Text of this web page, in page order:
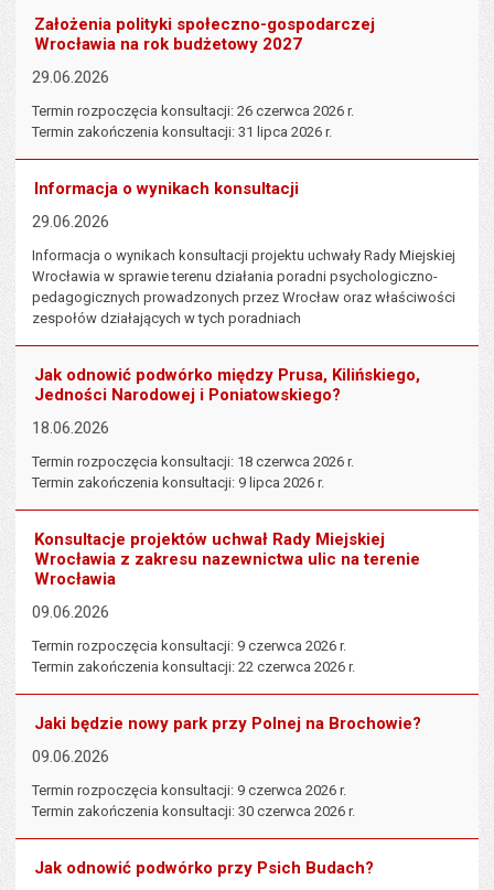
Założenia polityki społeczno-gospodarczej
Wrocławia na rok budżetowy 2027
29.06.2026
Termin rozpoczęcia konsultacji: 26 czerwca 2026 r.
Termin zakończenia konsultacji: 31 lipca 2026 r.
Informacja o wynikach konsultacji
29.06.2026
Informacja o wynikach konsultacji projektu uchwały Rady Miejskiej
Wrocławia w sprawie terenu działania poradni psychologiczno-
pedagogicznych prowadzonych przez Wrocław oraz właściwości
zespołów działających w tych poradniach
Jak odnowić podwórko między Prusa, Kilińskiego,
Jedności Narodowej i Poniatowskiego?
18.06.2026
Termin rozpoczęcia konsultacji: 18 czerwca 2026 r.
Termin zakończenia konsultacji: 9 lipca 2026 r.
Konsultacje projektów uchwał Rady Miejskiej
Wrocławia z zakresu nazewnictwa ulic na terenie
Wrocławia
09.06.2026
Termin rozpoczęcia konsultacji: 9 czerwca 2026 r.
Termin zakończenia konsultacji: 22 czerwca 2026 r.
Jaki będzie nowy park przy Polnej na Brochowie?
09.06.2026
Termin rozpoczęcia konsultacji: 9 czerwca 2026 r.
Termin zakończenia konsultacji: 30 czerwca 2026 r.
Jak odnowić podwórko przy Psich Budach?